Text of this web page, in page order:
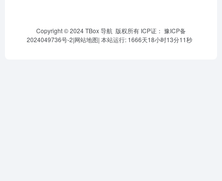
Copyright © 2024 TBox 导航 版权所有 ICP证： 豫ICP备
2024049736号-2|网站地图| 本站运行: 1666天18小时13分11秒